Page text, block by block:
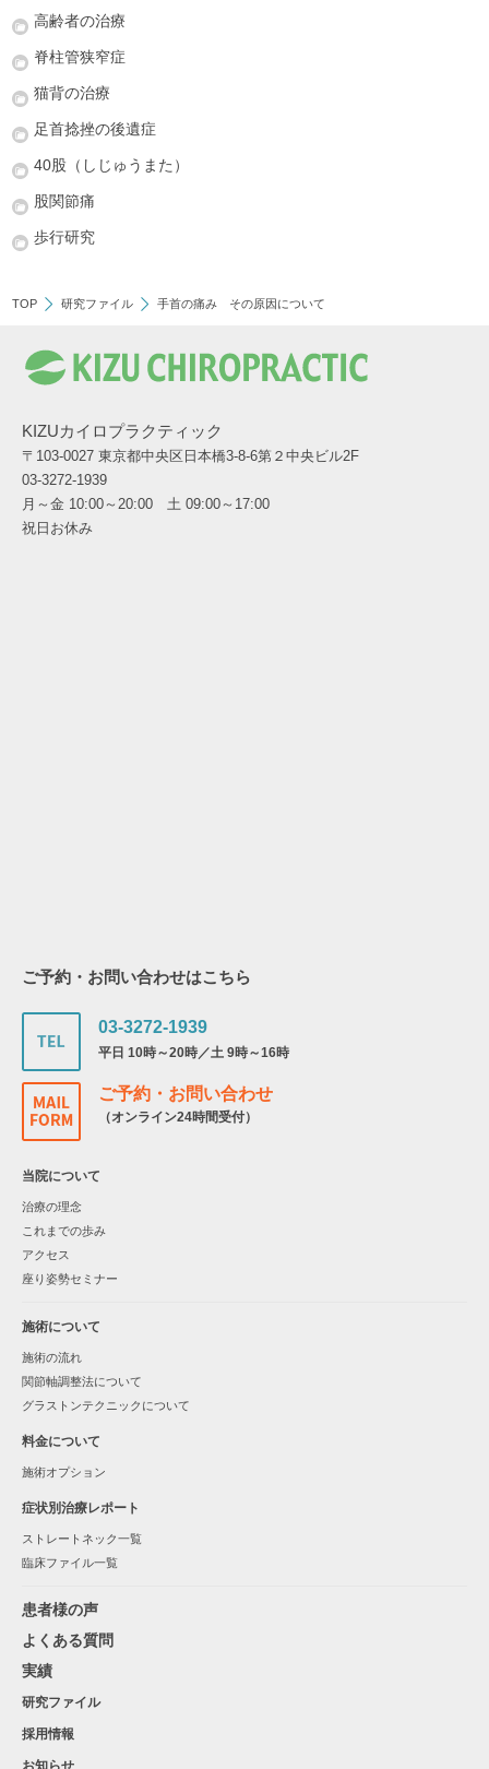
高齢者の治療
脊柱管狭窄症
猫背の治療
足首捻挫の後遺症
40股（しじゅうまた）
股関節痛
歩行研究
TOP 研究ファイル 手首の痛み その原因について
KIZUカイロプラクティック
〒103-0027 東京都中央区日本橋3-8-6第２中央ビル2F
03-3272-1939
月～金 10:00～20:00 土 09:00～17:00
祝日お休み
ご予約・お問い合わせはこちら
03-3272-1939
平日 10時～20時／土 9時～16時
ご予約・お問い合わせ
（オンライン24時間受付）
当院について
治療の理念
これまでの歩み
アクセス
座り姿勢セミナー
施術について
施術の流れ
関節軸調整法について
グラストンテクニックについて
料金について
施術オプション
症状別治療レポート
ストレートネック一覧
臨床ファイル一覧
患者様の声
よくある質問
実績
研究ファイル
採用情報
お知らせ